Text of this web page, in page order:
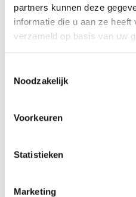
partners kunnen deze
informatie die u aan ze
verzameld op basis van uw
Noodzakelijk
Voorkeuren
Statistieken
Marketing
Gratis verzending vanaf
Achteraf betalen mogelijk
Kopersbescherming met
Kleur
Materiaal 2